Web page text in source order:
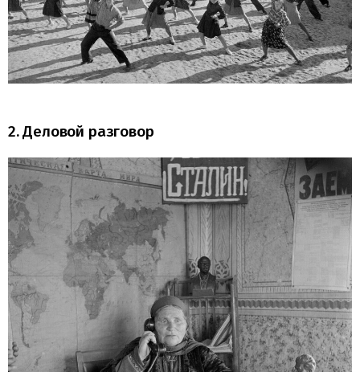
2. Деловой разговор